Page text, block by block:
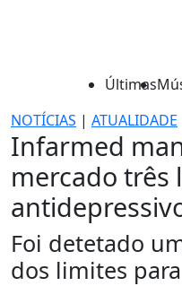
Últimas
NOTÍCIAS | ATUALIDADE
Infarmed
mercado três
Foi detetado
dos limites